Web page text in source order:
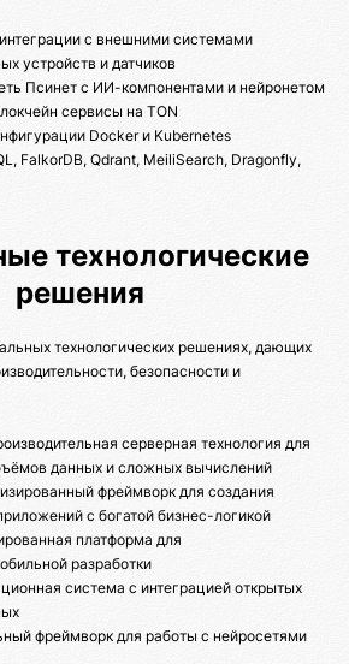
с внешними системами
устройств и датчиков
Псинет с ИИ-компонентами и нейронетом
сервисы на TON
Docker и Kubernetes
FalkorDB, Qdrant, MeiliSearch, Dragonfly,
технологические
решения
технологических решениях, дающих
безопасности и
серверная технология для
данных и сложных вычислений
фреймворк для создания
с богатой бизнес-логикой
платформа для
разработки
система с интеграцией открытых
фреймворк для работы с нейросетями